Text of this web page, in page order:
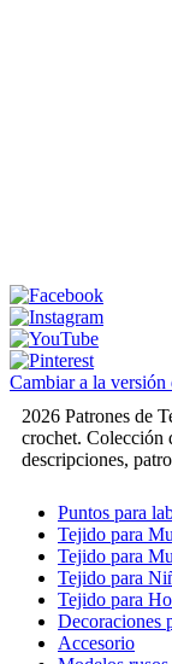
Cambiar a la versión
2026 Patrones de
crochet. Colección
descripciones,
Puntos para
Tejido para
Tejido para
Tejido para
Tejido para
Decoraciones
Accesorio